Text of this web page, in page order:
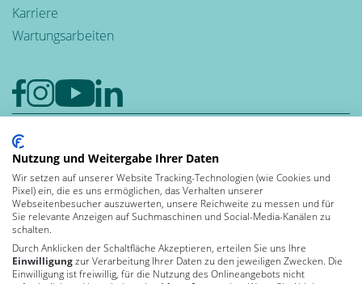
Karriere
Wartungsarbeiten
Leben und
arbeiten in der
4,6
Bewerten auch Sie uns bei Google
Von Kununu ausgezeichnet
Nutzung und Weitergabe Ihrer Daten
Wir setzen auf unserer Website Tracking-Technologien (wie Cookies und
Pixel) ein, die es uns ermöglichen, das Verhalten unserer
Webseitenbesucher auszuwerten, unsere Reichweite zu messen und für
Sie relevante Anzeigen auf Suchmaschinen und Social-Media-Kanälen zu
schalten.
Durch Anklicken der Schaltfläche Akzeptieren, erteilen Sie uns Ihre
Einwilligungzur Verarbeitung Ihrer Daten zu den jeweiligen Zwecken. Die
Einwilligung ist freiwillig, für die Nutzung des Onlineangebots nicht